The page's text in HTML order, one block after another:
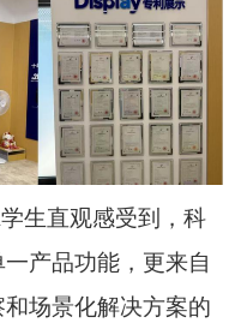
生直观感受到，科
产品功能，更来自
场景化解决方案的